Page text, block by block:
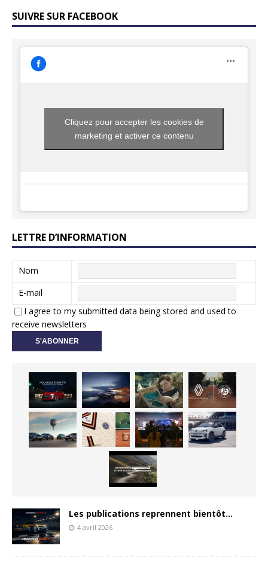
SUIVRE SUR FACEBOOK
Cliquez pour accepter les cookies de
marketing et activer ce contenu
LETTRE D’INFORMATION
Nom
E-mail
I agree to my submitted data being stored and used to
receive newsletters
Les publications reprennent bientôt…
4 avril 2026